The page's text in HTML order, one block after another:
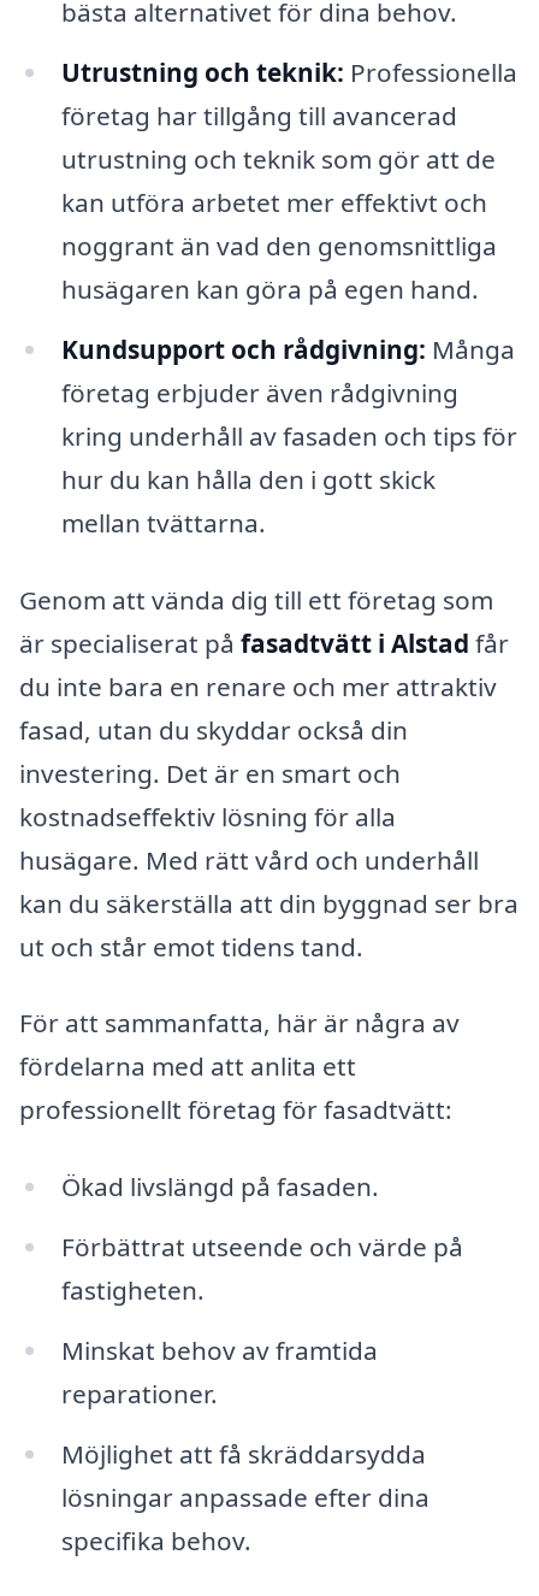
bästa alternativet för dina behov.
Utrustning och teknik: Professionella
företag har tillgång till avancerad
utrustning och teknik som gör att de
kan utföra arbetet mer effektivt och
noggrant än vad den genomsnittliga
husägaren kan göra på egen hand.
Kundsupport och rådgivning: Många
företag erbjuder även rådgivning
kring underhåll av fasaden och tips för
hur du kan hålla den i gott skick
mellan tvättarna.
Genom att vända dig till ett företag som
är specialiserat på fasadtvätt i Alstad får
du inte bara en renare och mer attraktiv
fasad, utan du skyddar också din
investering. Det är en smart och
kostnadseffektiv lösning för alla
husägare. Med rätt vård och underhåll
kan du säkerställa att din byggnad ser bra
ut och står emot tidens tand.
För att sammanfatta, här är några av
fördelarna med att anlita ett
professionellt företag för fasadtvätt:
Ökad livslängd på fasaden.
Förbättrat utseende och värde på
fastigheten.
Minskat behov av framtida
reparationer.
Möjlighet att få skräddarsydda
lösningar anpassade efter dina
specifika behov.